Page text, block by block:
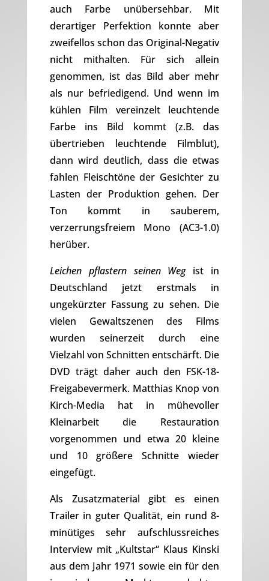
auch Farbe unübersehbar. Mit
derartiger Perfektion konnte aber
zweifellos schon das Original-Negativ
nicht mithalten. Für sich allein
genommen, ist das Bild aber mehr
als nur befriedigend. Und wenn im
kühlen Film vereinzelt leuchtende
Farbe ins Bild kommt (z.B. das
übertrieben leuchtende Filmblut),
dann wird deutlich, dass die etwas
fahlen Fleischtöne der Gesichter zu
Lasten der Produktion gehen. Der
Ton kommt in sauberem,
verzerrungsfreiem Mono (AC3-1.0)
herüber.
Leichen pflastern seinen Wegist in
Deutschland jetzt erstmals in
ungekürzter Fassung zu sehen. Die
vielen Gewaltszenen des Films
wurden seinerzeit durch eine
Vielzahl von Schnitten entschärft. Die
DVD trägt daher auch den FSK-18-
Freigabevermerk. Matthias Knop von
Kirch-Media hat in mühevoller
Kleinarbeit die Restauration
vorgenommen und etwa 20 kleine
und 10 größere Schnitte wieder
eingefügt.
Als Zusatzmaterial gibt es einen
Trailer in guter Qualität, ein rund 8-
minütiges sehr aufschlussreiches
Interview mit „Kultstar“ Klaus Kinski
aus dem Jahr 1971 sowie ein für den